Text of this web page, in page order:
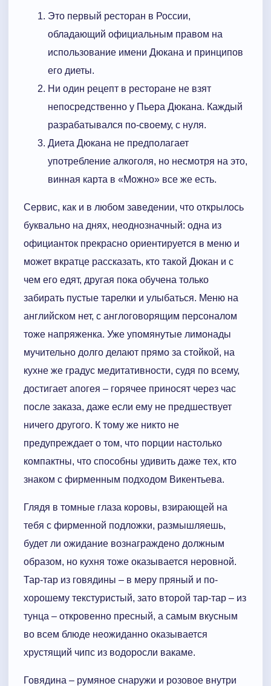
Это первый ресторан в России,
обладающий официальным правом на
использование имени Дюкана и принципов
его диеты.
Ни один рецепт в ресторане не взят
непосредственно у Пьера Дюкана. Каждый
разрабатывался по-своему, с нуля.
Диета Дюкана не предполагает
употребление алкоголя, но несмотря на это,
винная карта в «Можно» все же есть.
Сервис, как и в любом заведении, что открылось
буквально на днях, неоднозначный: одна из
официанток прекрасно ориентируется в меню и
может вкратце рассказать, кто такой Дюкан и с
чем его едят, другая пока обучена только
забирать пустые тарелки и улыбаться. Меню на
английском нет, с англоговорящим персоналом
тоже напряженка. Уже упомянутые лимонады
мучительно долго делают прямо за стойкой, на
кухне же градус медитативности, судя по всему,
достигает апогея – горячее приносят через час
после заказа, даже если ему не предшествует
ничего другого. К тому же никто не
предупреждает о том, что порции настолько
компактны, что способны удивить даже тех, кто
знаком с фирменным подходом Викентьева.
Глядя в томные глаза коровы, взирающей на
тебя с фирменной подложки, размышляешь,
будет ли ожидание вознаграждено должным
образом, но кухня тоже оказывается неровной.
Тар-тар из говядины – в меру пряный и по-
хорошему текстуристый, зато второй тар-тар – из
тунца – откровенно пресный, а самым вкусным
во всем блюде неожиданно оказывается
хрустящий чипс из водоросли вакаме.
Говядина – румяное снаружи и розовое внутри